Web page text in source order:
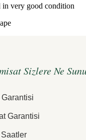
very good condition
Sizlere Ne
Garantisi
Saatler